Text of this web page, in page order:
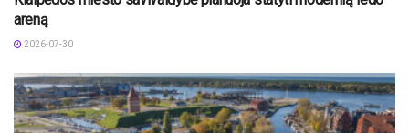
areną
2026-07-30